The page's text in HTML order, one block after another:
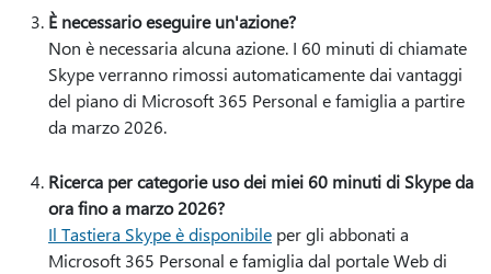
È necessario eseguire un'azione?
Non è necessaria alcuna azione. I 60 minuti di chiamate
Skype verranno rimossi automaticamente dai vantaggi
del piano di Microsoft 365 Personal e famiglia a partire
da marzo 2026.
Ricerca per categorie uso dei miei 60 minuti di Skype da
ora fino a marzo 2026?
Il Tastiera Skype è disponibile per gli abbonati a
Microsoft 365 Personal e famiglia dal portale Web di